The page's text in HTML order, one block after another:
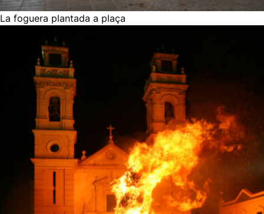
La foguera plantada a plaça